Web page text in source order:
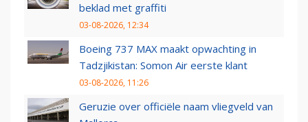
beklad met graffiti
03-08-2026, 12:34
Boeing 737 MAX maakt opwachting in
Tadzjikistan: Somon Air eerste klant
03-08-2026, 11:26
Geruzie over officiële naam vliegveld van